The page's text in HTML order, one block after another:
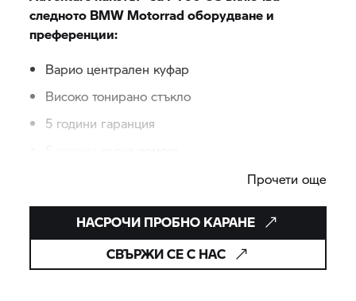
следното BMW Motorrad оборудване и
преференции:
Варио централен куфар
Високо тонирано стъкло
5 години гаранция
Започнете нещо ново, сега, от 235 лв./ месец**
Прочети още
НАСРОЧИ ПРОБНО КАРАНЕ
СВЪРЖИ СЕ С НАС